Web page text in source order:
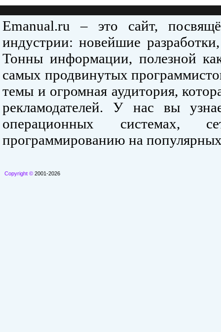
Emanual.ru – это сайт,
индустрии: новейшие
Тонны информации, полезной
самых продвинутых
темы и огромная аудитория,
рекламодателей. У нас вы
операционных системах,
программированию на
Copyright © 2001-2026